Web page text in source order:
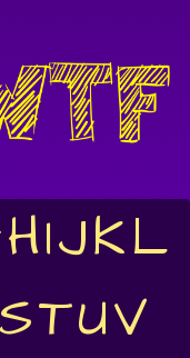
HIJKL
STUV